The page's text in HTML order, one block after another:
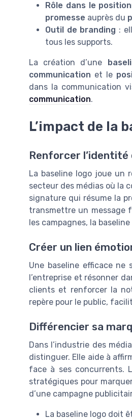
Rôle dans le
promesse auprès du
Outil de branding :
tous les supports.
La création d’une
communication et le
dans la communication
communication.
L’impact de la
Renforcer l’identité
La baseline logo joue un
secteur des médias où la
signature qui résume la
transmettre un message
les campagnes, la
Créer un lien
Une baseline efficace
l’entreprise et résonner
clients et renforcer la
repère pour le public,
Différencier sa
Dans l’industrie des
distinguer. Elle aide à
face à ses concurrents.
stratégiques pour
d’une campagne
La baseline logo doit